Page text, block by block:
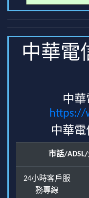
中華電
中
https://
中華
市話/
24小時客戶服
務專線